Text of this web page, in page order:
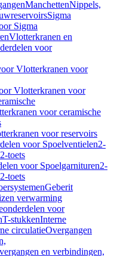
ManchettenNippels,
Sigma
Sigma
Vlotterkranen en
voor
Vlotterkranen voor
Vlotterkranen voor
voor ceramische
voor reservoirs
voor Spoelventielen2-
toets
voor Spoelgarnituren2-
toets
Geberit
verwarming
voor
T-stukkenInterne
circulatieOvergangen
en verbindingen,